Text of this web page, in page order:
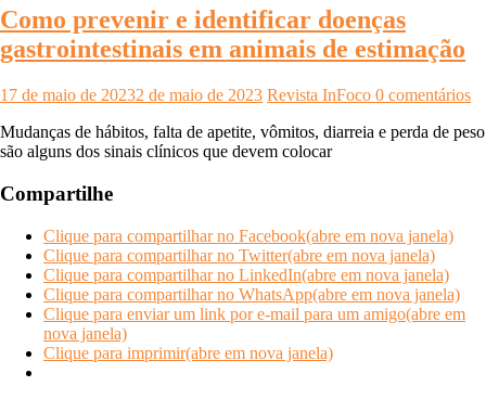
Como prevenir e identificar doenças
gastrointestinais em animais de estimação
17 de maio de 20232 de maio de 2023 Revista InFoco 0 comentários
Mudanças de hábitos, falta de apetite, vômitos, diarreia e perda de peso
são alguns dos sinais clínicos que devem colocar
Compartilhe
Clique para compartilhar no Facebook(abre em nova janela)
Clique para compartilhar no Twitter(abre em nova janela)
Clique para compartilhar no LinkedIn(abre em nova janela)
Clique para compartilhar no WhatsApp(abre em nova janela)
Clique para enviar um link por e-mail para um amigo(abre em
nova janela)
Clique para imprimir(abre em nova janela)